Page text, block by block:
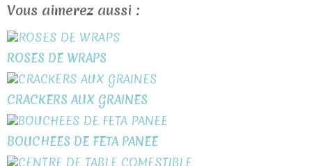
Vous aimerez aussi :
ROSES DE WRAPS
CRACKERS AUX GRAINES
BOUCHEES DE FETA PANEE